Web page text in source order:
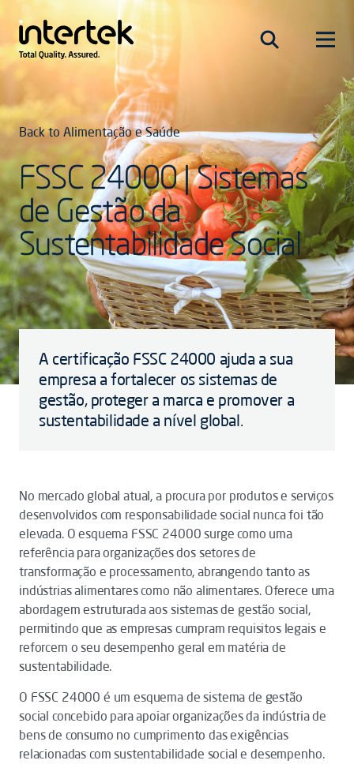
Back to Alimentação e Saúde
FSSC 24000 | Sistemas
de Gestão da
Sustentabilidade Social
A certificação FSSC 24000 ajuda a sua
empresa a fortalecer os sistemas de
gestão, proteger a marca e promover a
sustentabilidade a nível global.
No mercado global atual, a procura por produtos e serviços
desenvolvidos com responsabilidade social nunca foi tão
elevada. O esquema FSSC 24000 surge como uma
referência para organizações dos setores de
transformação e processamento, abrangendo tanto as
indústrias alimentares como não alimentares. Oferece uma
abordagem estruturada aos sistemas de gestão social,
permitindo que as empresas cumpram requisitos legais e
reforcem o seu desempenho geral em matéria de
sustentabilidade.
O FSSC 24000 é um esquema de sistema de gestão
social concebido para apoiar organizações da indústria de
bens de consumo no cumprimento das exigências
relacionadas com sustentabilidade social e desempenho.